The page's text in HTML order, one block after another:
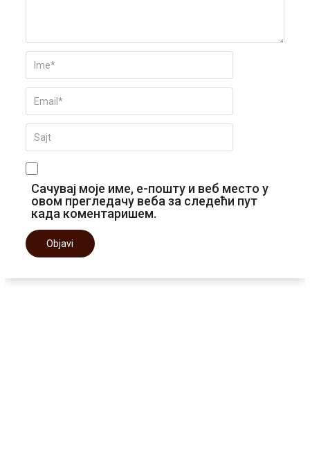
Сачувај моје име, е-пошту и веб место у
овом прегледачу веба за следећи пут
када коментаришем.